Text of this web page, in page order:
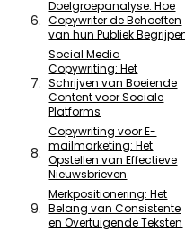
Doelgroepanalyse: Hoe
Copywriter de Behoeften
van hun Publiek
Social Media
Copywriting: Het
Schrijven van Boeiende
Content voor Sociale
Platforms
Copywriting voor E-
mailmarketing: Het
Opstellen van Effectieve
Nieuwsbrieven
Merkpositionering: Het
Belang van Consistente
en Overtuigende Teksten